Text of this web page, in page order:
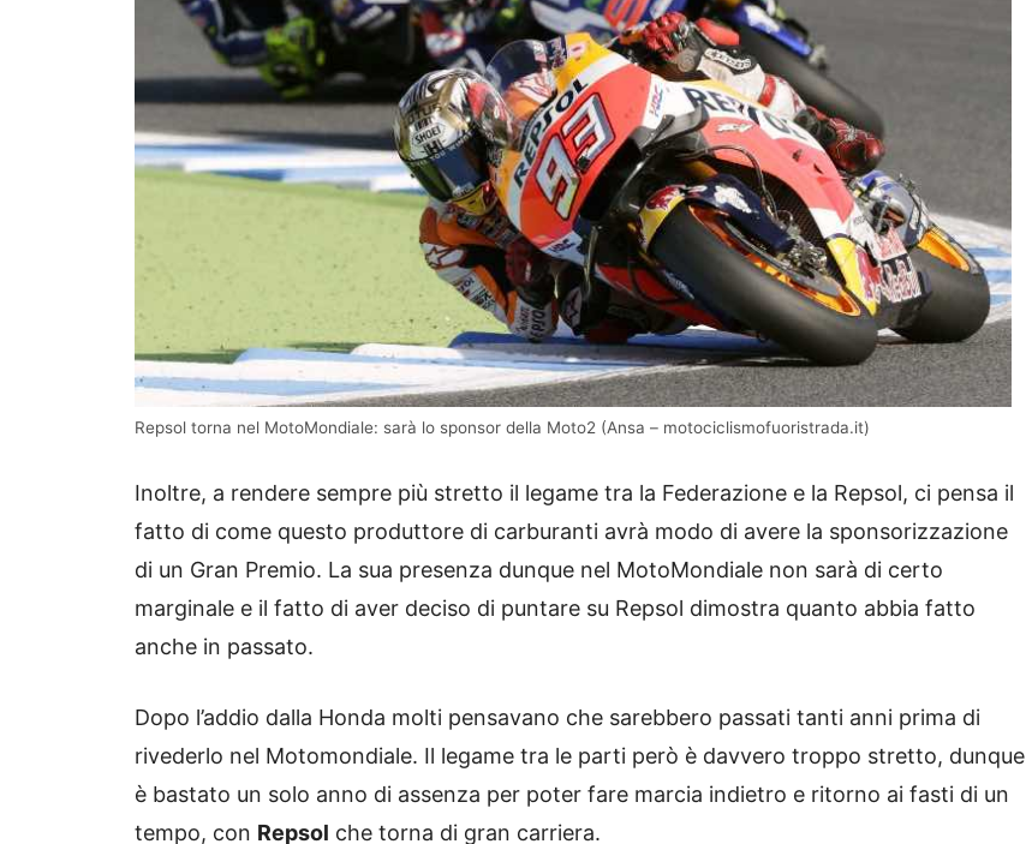
Repsol torna nel MotoMondiale: sarà lo sponsor della Moto2 (Ansa – motociclismofuoristrada.it)
Inoltre, a rendere sempre più stretto il legame tra la Federazione e la Repsol, ci pensa il
fatto di come questo produttore di carburanti avrà modo di avere la sponsorizzazione
di un Gran Premio. La sua presenza dunque nel MotoMondiale non sarà di certo
marginale e il fatto di aver deciso di puntare su Repsol dimostra quanto abbia fatto
anche in passato.
Dopo l’addio dalla Honda molti pensavano che sarebbero passati tanti anni prima di
rivederlo nel Motomondiale. Il legame tra le parti però è davvero troppo stretto, dunque
è bastato un solo anno di assenza per poter fare marcia indietro e ritorno ai fasti di un
tempo, con Repsol che torna di gran carriera.